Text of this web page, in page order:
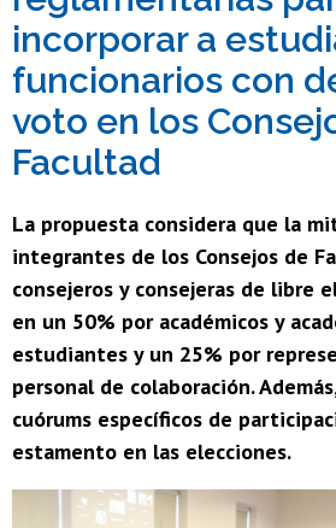
incorporar a
funcionarios con
voto en los
Facultad
La propuesta considera que la
integrantes de los Consejos de
consejeros y consejeras de libre
en un 50% por académicos y
estudiantes y un 25% por
personal de colaboración.
cuórums específicos de
estamento en las elecciones.